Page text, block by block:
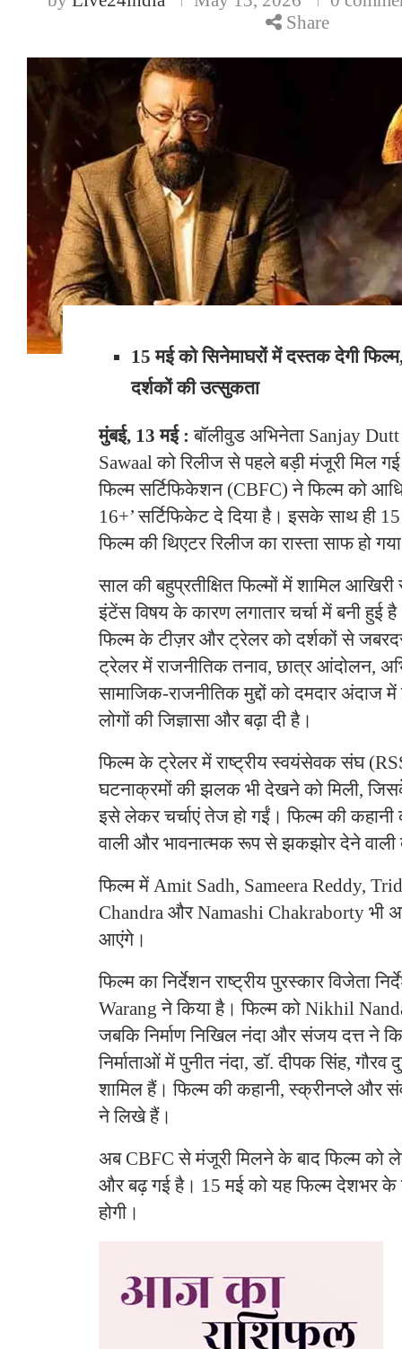
Share
15 मई को सिनेमाघरों में दस्तक देगी
दर्शकों की उत्सुकता
मुंबई, 13 मई :बॉलीवुड अभिनेता Sanjay
Sawaal को रिलीज से पहले बड़ी मंजूरी मिल
फिल्म सर्टिफिकेशन (CBFC) ने फिल्म को
16+’ सर्टिफिकेट दे दिया है। इसके साथ ही
फिल्म की थिएटर रिलीज का रास्ता साफ हो
साल की बहुप्रतीक्षित फिल्मों में शामिल
इंटेंस विषय के कारण लगातार चर्चा में बनी हुई
फिल्म के टीज़र और ट्रेलर को दर्शकों से
ट्रेलर में राजनीतिक तनाव, छात्र आंदोलन,
सामाजिक-राजनीतिक मुद्दों को दमदार अंदाज
लोगों की जिज्ञासा और बढ़ा दी है।
फिल्म के ट्रेलर में राष्ट्रीय स्वयंसेवक संघ
घटनाक्रमों की झलक भी देखने को मिली,
इसे लेकर चर्चाएं तेज हो गईं। फिल्म की
वाली और भावनात्मक रूप से झकझोर देने वाली
फिल्म में Amit Sadh, Sameera Reddy,
Chandra और Namashi Chakraborty भी
आएंगे।
फिल्म का निर्देशन राष्ट्रीय पुरस्कार विजेता
Warang ने किया है। फिल्म को Nikhil
जबकि निर्माण निखिल नंदा और संजय दत्त ने
निर्माताओं में पुनीत नंदा, डॉ. दीपक सिंह,
शामिल हैं। फिल्म की कहानी, स्क्रीनप्ले और
ने लिखे हैं।
अब CBFC से मंजूरी मिलने के बाद फिल्म को
और बढ़ गई है। 15 मई को यह फिल्म देशभर के
होगी।